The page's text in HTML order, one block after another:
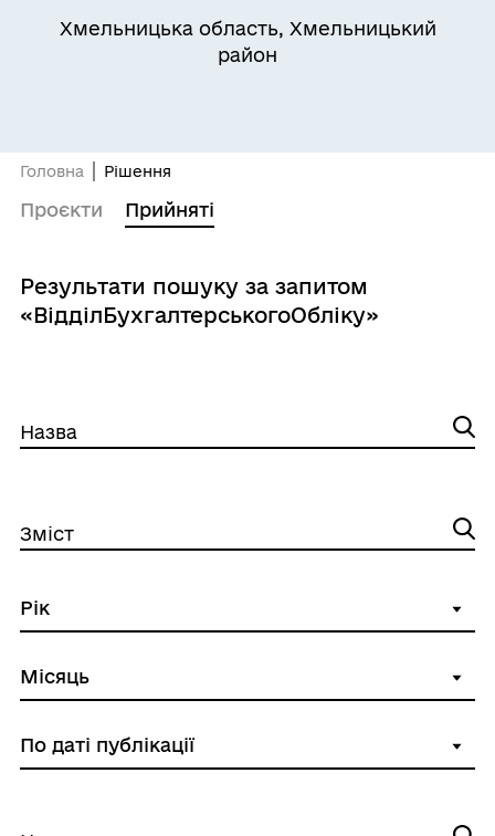
Хмельницька область, Хмельницький
район
Головна Рішення
Проєкти Прийняті
Результати пошуку за запитом
«ВідділБухгалтерськогоОбліку»
Назва
Зміст